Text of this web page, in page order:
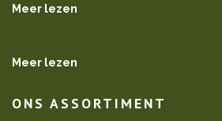
Meer lezen
Meer lezen
ONS ASSORTIMENT